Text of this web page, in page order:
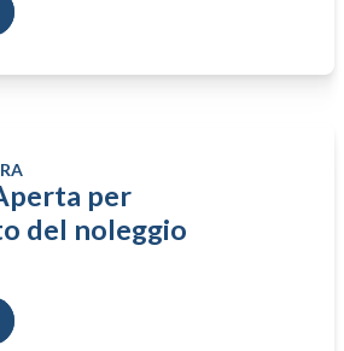
per
del noleggio